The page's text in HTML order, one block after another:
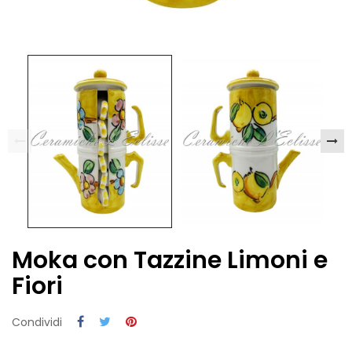
Moka con Tazzine Limoni e
Fiori
Condividi